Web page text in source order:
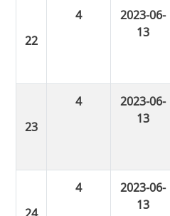
4
2023-06-
13
4
2023-06-
13
4
2023-06-
13